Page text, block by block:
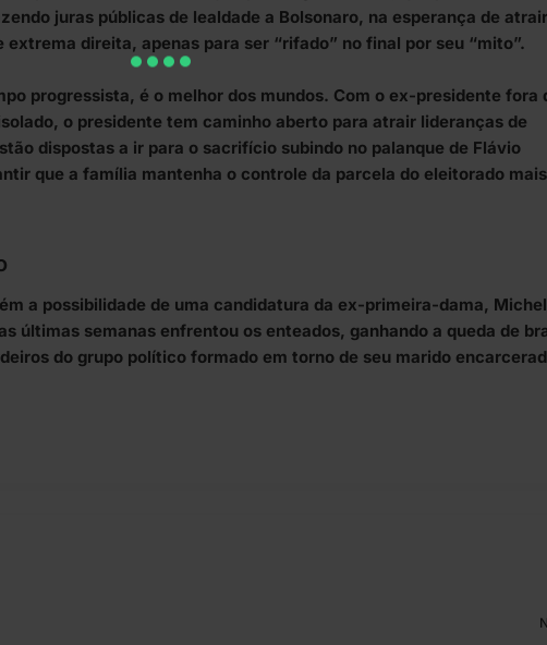
juras públicas de lealdade a Bolsonaro, na esperança de
extrema direita, apenas para ser “rifado” no final por seu “mito”.
progressista, é o melhor dos mundos. Com o ex-presidente fora
o presidente tem caminho aberto para atrair lideranças de
dispostas a ir para o sacrifício subindo no palanque de Flávio
que a família mantenha o controle da parcela do eleitorado mais
a possibilidade de uma candidatura da ex-primeira-dama,
últimas semanas enfrentou os enteados, ganhando a queda de
do grupo político formado em torno de seu marido